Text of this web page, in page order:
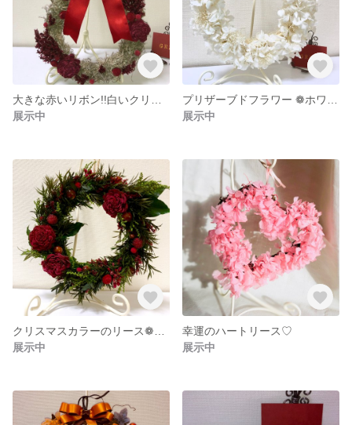
展示中
展示中
展示中
幸運のハートリース♡
展示中